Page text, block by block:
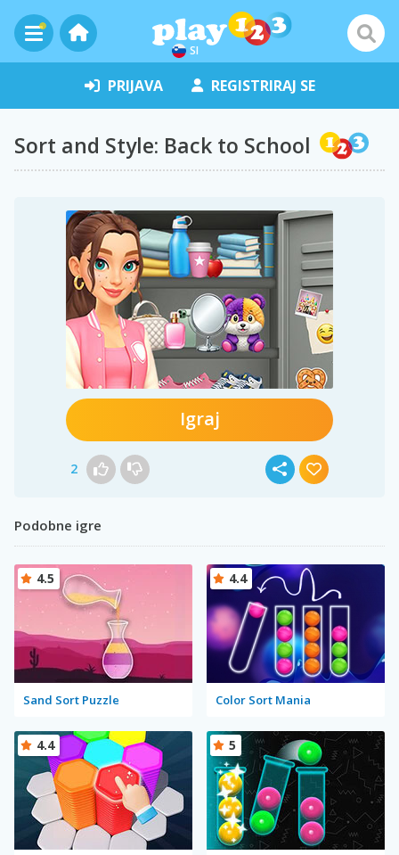
SI
PRIJAVA REGISTRIRAJ SE
Sort and Style: Back to School
Igraj
2
Podobne igre
Sand Sort Puzzle
4.5
Color Sort Mania
4.4
4.4 5